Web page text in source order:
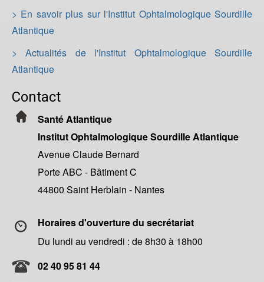
> En savoir plus sur l'Institut Ophtalmologique Sourdille
Atlantique
> Actualités de l'Institut Ophtalmologique Sourdille
Atlantique
Contact
Santé Atlantique
Institut Ophtalmologique Sourdille Atlantique
Avenue Claude Bernard
Porte ABC - Bâtiment C
44800 Saint Herblain - Nantes
Horaires d'ouverture du secrétariat
Du lundi au vendredi : de 8h30 à 18h00
02 40 95 81 44